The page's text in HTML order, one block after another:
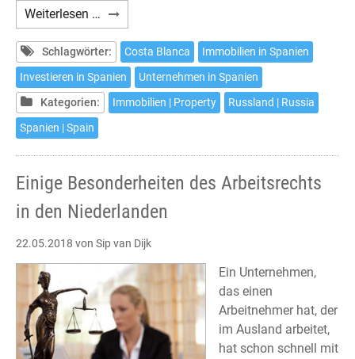
Weiterlesen … ИНВЕСТИЦИИ
НА
КОСТА
БЛАНКЕ
Schlagwörter: Costa Blanca
Immobilien in Spanien
Investieren in Spanien
Unternehmen in Spanien
Kategorien:
Immobilien | Property
Russland | Russia
Spanien | Spain
Einige Besonderheiten des Arbeitsrechts
in den Niederlanden
22.05.2018 von Sip van Dijk
Ein Unternehmen,
das einen
Arbeitnehmer hat, der
im Ausland arbeitet,
hat schon schnell mit